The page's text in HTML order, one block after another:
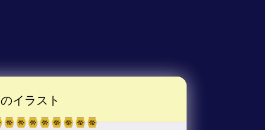
のイラスト